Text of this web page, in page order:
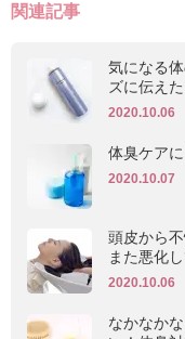
関連記事
気になる
ズに伝え
2020.10.06
体臭ケア
2020.10.07
頭皮から
また悪化
2020.10.06
なかなか